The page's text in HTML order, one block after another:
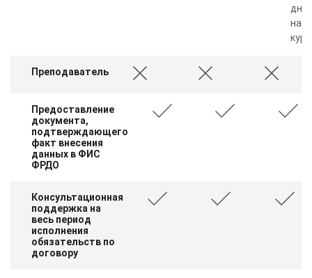
дня
Преподаватель
Предоставление
документа,
подтверждающего
факт внесения
данных в ФИС
ФРДО
Консультационная
поддержка на
весь период
исполнения
обязательств по
договору